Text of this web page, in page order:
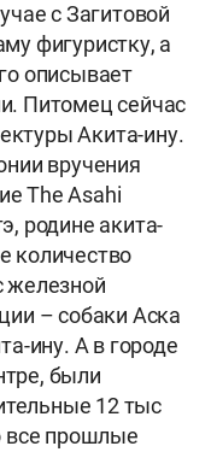
с Загитовой
фигуристку, а
описывает
Питомец сейчас
Акита-ину.
вручения
The Asahi
родине акита-
количество
железной
– собаки Аска
ину. А в городе
были
12 тыс
все прошлые